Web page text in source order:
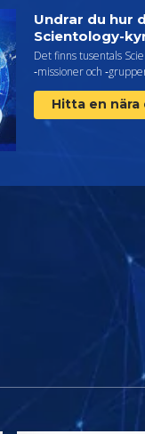
Undrar du hur
Scientology-
Det finns tusentals
‑missioner och
Hitta en nära